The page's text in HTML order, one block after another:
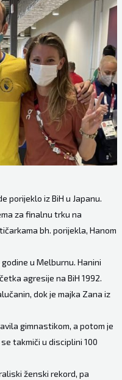
porijeklo iz BiH u Japanu.
za finalnu trku na
bh. porijekla, Hanom
u Melburnu. Hanini
agresije na BiH 1992.
dok je majka Zana iz
gimnastikom, a potom je
takmiči u disciplini 100
ženski rekord, pa